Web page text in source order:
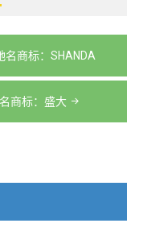
名商标：SHANDA
商标：盛大